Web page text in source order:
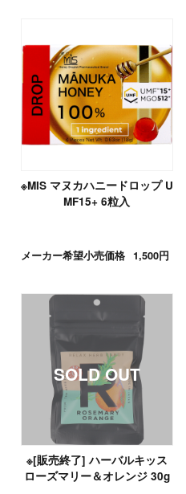
※MIS マヌカハニードロップ U
MF15+ 6粒入
メーカー希望小売価格 1,500円
※[販売終了] ハーバルキッス
ローズマリー＆オレンジ 30g